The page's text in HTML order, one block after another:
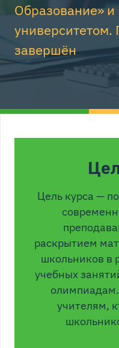
Образование»
университетом.
завершён
Цель курса —
раскрытием
школьников в
учебных
учителям,